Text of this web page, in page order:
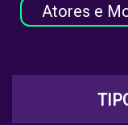
Atores e